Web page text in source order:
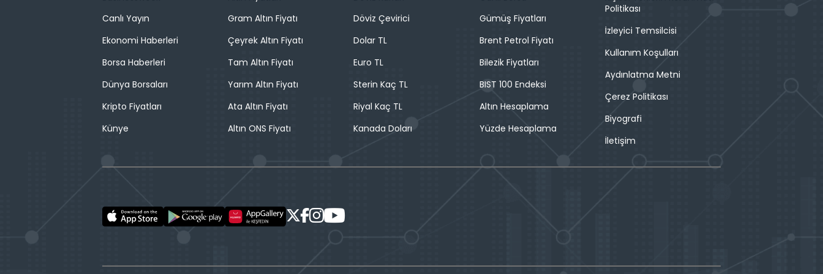
Canlı Yayın
Ekonomi Haberleri
Borsa Haberleri
Dünya Borsaları
Kripto Fiyatları
Künye
Gram Altın Fiyatı
Çeyrek Altın Fiyatı
Tam Altın Fiyatı
Yarım Altın Fiyatı
Ata Altın Fiyatı
Altın ONS Fiyatı
Döviz Çevirici
Dolar TL
Euro TL
Sterin Kaç TL
Riyal Kaç TL
Kanada Doları
Gümüş Fiyatları
Brent Petrol Fiyatı
Bilezik Fiyatları
BIST 100 Endeksi
Altın Hesaplama
Yüzde Hesaplama
Politikası
İzleyici Temsilcisi
Kullanım Koşulları
Aydınlatma Metni
Çerez Politikası
Biyografi
İletişim